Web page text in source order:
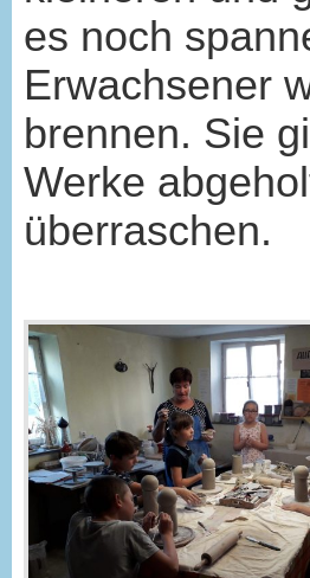
es noch
Erwachsener
brennen. Sie
Werke
überraschen.